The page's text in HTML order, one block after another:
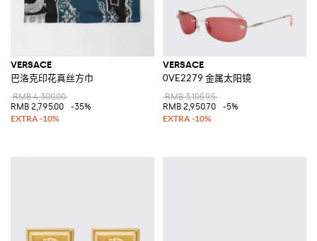
VERSACE
巴洛克印花真丝方巾
RMB 4,300.00
RMB 2,795.00
-35%
VERSACE
0VE2279 金属太阳镜
RMB 3,105.95
RMB 2,950.70
-5%